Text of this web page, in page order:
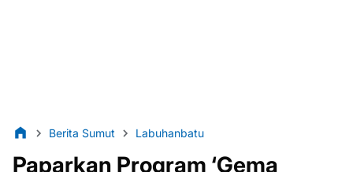
Berita Sumut Labuhanbatu
Paparkan Program ‘Gema